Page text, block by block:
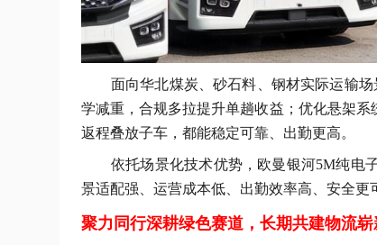
面向华北煤炭、砂石料、钢材实际运输
学减重，合规多拉提升单趟收益；优化悬架
返程叠放子车，都能稳定可靠、出勤更高。
依托场景化技术优势，欧曼银河5M纯电
景适配强、运营成本低、出勤效率高、安全更
聚力同行深耕绿色赛道，长期共建物流